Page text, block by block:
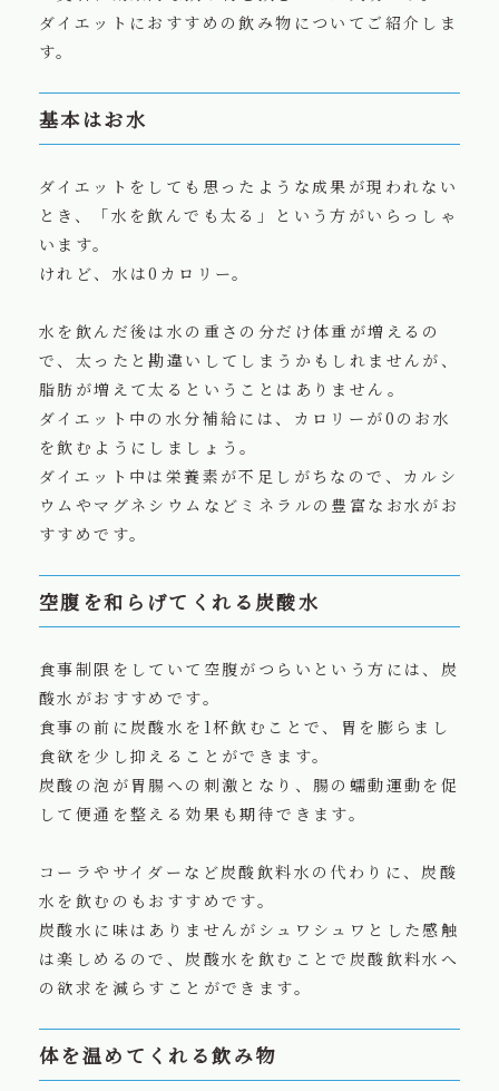
ダイエットにおすすめの飲み物についてご紹介しま
す。
基本はお水
ダイエットをしても思ったような成果が現われない
とき、「水を飲んでも太る」という方がいらっしゃ
います。
けれど、水は0カロリー。
水を飲んだ後は水の重さの分だけ体重が増えるの
で、太ったと勘違いしてしまうかもしれませんが、
脂肪が増えて太るということはありません。
ダイエット中の水分補給には、カロリーが0のお水
を飲むようにしましょう。
ダイエット中は栄養素が不足しがちなので、カルシ
ウムやマグネシウムなどミネラルの豊富なお水がお
すすめです。
空腹を和らげてくれる炭酸水
食事制限をしていて空腹がつらいという方には、炭
酸水がおすすめです。
食事の前に炭酸水を1杯飲むことで、胃を膨らまし
食欲を少し抑えることができます。
炭酸の泡が胃腸への刺激となり、腸の蠕動運動を促
して便通を整える効果も期待できます。
コーラやサイダーなど炭酸飲料水の代わりに、炭酸
水を飲むのもおすすめです。
炭酸水に味はありませんがシュワシュワとした感触
は楽しめるので、炭酸水を飲むことで炭酸飲料水へ
の欲求を減らすことができます。
体を温めてくれる飲み物